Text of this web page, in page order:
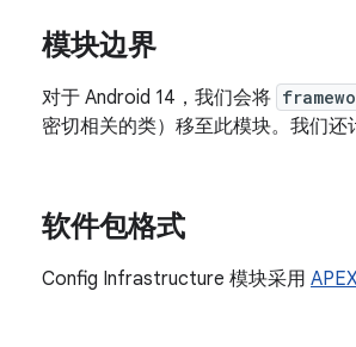
模块边界
对于 Android 14，我们会将
密切相关的类）移至此模块。我们还
软件包格式
Config Infrastructure 模块采用